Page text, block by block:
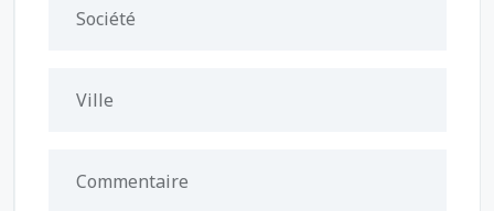
Société
Ville
Commentaire